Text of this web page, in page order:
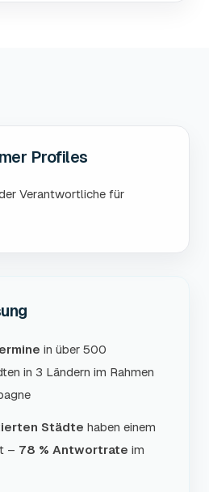
Profiles
Verantwortliche für
in über 500
in 3 Ländern im Rahmen
Städte haben einem
– 78 % Antwortrate im